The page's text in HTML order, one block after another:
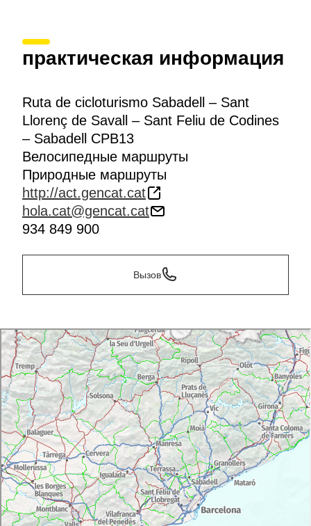
практическая информация
Ruta de cicloturismo Sabadell – Sant
Llorenç de Savall – Sant Feliu de Codines
– Sabadell CPB13
Велосипедные маршруты
Природные маршруты
http://act.gencat.cat
hola.cat@gencat.cat
934 849 900
Вызов